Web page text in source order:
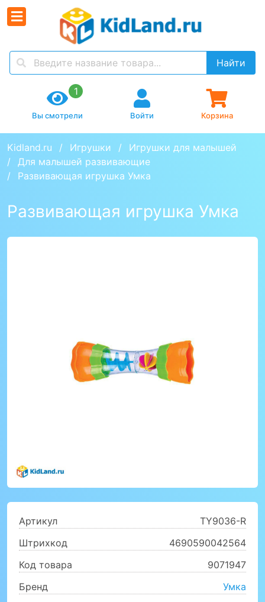
Найти
1
Вы смотрели Войти Корзина
Kidland.ru Игрушки
Игрушки для малышей
Для малышей развивающие
Развивающая игрушка Умка
Развивающая игрушка Умка
Артикул
TY9036-R
Штрихкод
4690590042564
Код товара
9071947
Бренд
Умка